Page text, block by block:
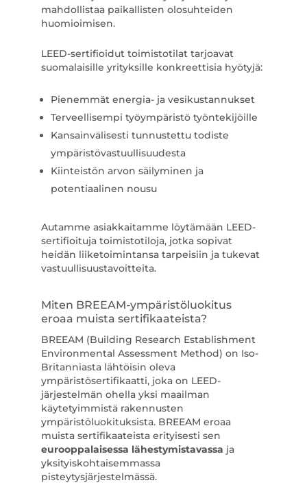
mahdollistaa paikallisten olosuhteiden
huomioimisen.
LEED-sertifioidut toimistotilat tarjoavat
suomalaisille yrityksille konkreettisia hyötyjä:
Pienemmät energia- ja vesikustannukset
Terveellisempi työympäristö työntekijöille
Kansainvälisesti tunnustettu todiste
ympäristövastuullisuudesta
Kiinteistön arvon säilyminen ja
potentiaalinen nousu
Autamme asiakkaitamme löytämään LEED-
sertifioituja toimistotiloja, jotka sopivat
heidän liiketoimintansa tarpeisiin ja tukevat
vastuullisuustavoitteita.
Miten BREEAM-ympäristöluokitus
eroaa muista sertifikaateista?
BREEAM (Building Research Establishment
Environmental Assessment Method) on Iso-
Britanniasta lähtöisin oleva
ympäristösertifikaatti, joka on LEED-
järjestelmän ohella yksi maailman
käytetyimmistä rakennusten
ympäristöluokituksista. BREEAM eroaa
muista sertifikaateista erityisesti sen
eurooppalaisessa lähestymistavassa ja
yksityiskohtaisemmassa
pisteytysjärjestelmässä.